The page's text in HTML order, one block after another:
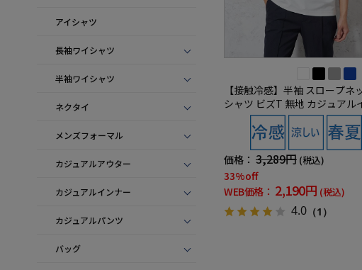
アイシャツ
長袖ワイシャツ
半袖ワイシャツ
ネクタイ
メンズフォーマル
カジュアルアウター
カジュアルインナー
カジュアルパンツ
バッグ
【接触冷感】半袖 スロープネ
シャツ ビズT 無地 カジュアル
ー TOKYO RUN 春夏
価格： 3,289円 (税込)
33%off
WEB価格： 2,190円 (税込)
4.0 （1）